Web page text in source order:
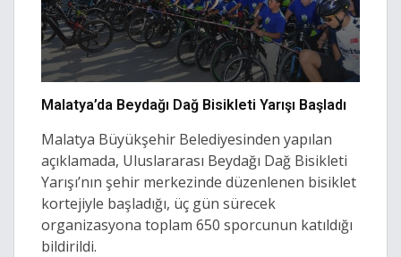
Malatya’da Beydağı Dağ Bisikleti Yarışı Başladı
Malatya Büyükşehir Belediyesinden yapılan
açıklamada, Uluslararası Beydağı Dağ Bisikleti
Yarışı’nın şehir merkezinde düzenlenen bisiklet
kortejiyle başladığı, üç gün sürecek
organizasyona toplam 650 sporcunun katıldığı
bildirildi.